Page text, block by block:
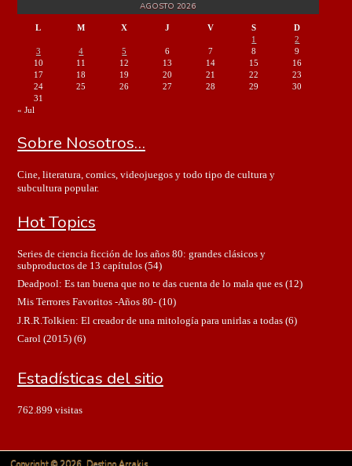
AGOSTO 2026
L M X J V S
D
1
2
3
4 5 6 7 8
9
10
11 12 13 14 15
16
17
18 19 20 21 22
23
24
25 26 27 28 29
30
31
« Jul
Sobre Nosotros…
Cine, literatura, comics, videojuegos y todo tipo de cultura y
subcultura popular.
Hot Topics
Series de ciencia ficción de los años 80: grandes clásicos y
subproductos de 13 capítulos(54)
Deadpool: Es tan buena que no te das cuenta de lo mala que es(12)
Mis Terrores Favoritos -Años 80-(10)
J.R.R.Tolkien: El creador de una mitología para unirlas a todas(6)
Carol (2015)(6)
Estadísticas del sitio
762.899 visitas